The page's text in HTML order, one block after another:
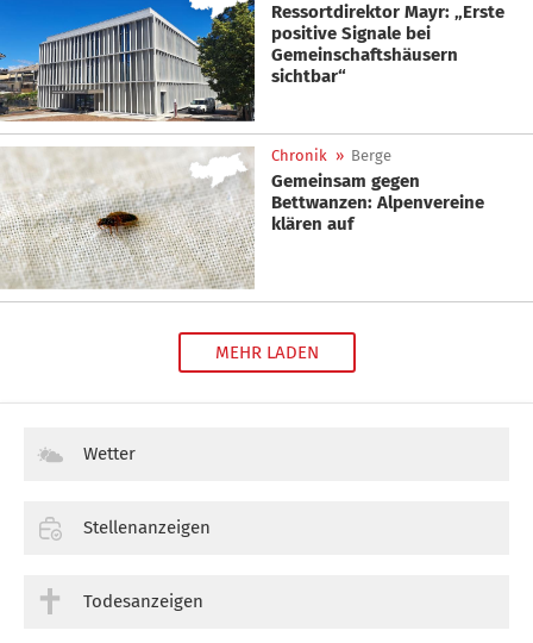
Ressortdirektor Mayr: „Erste
positive Signale bei
Gemeinschaftshäusern
sichtbar“
Chronik » Berge
Gemeinsam gegen
Bettwanzen: Alpenvereine
klären auf
MEHR LADEN
Wetter
Stellenanzeigen
Todesanzeigen